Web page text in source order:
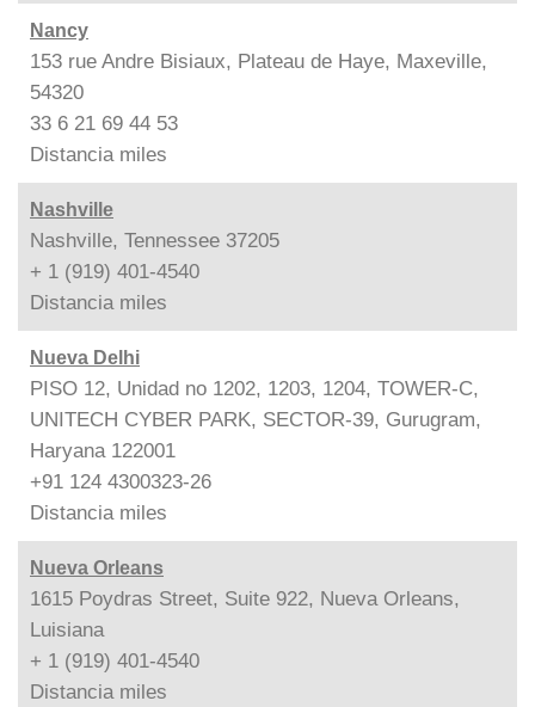
Nancy
153 rue Andre Bisiaux, Plateau de Haye, Maxeville,
54320
33 6 21 69 44 53
Distancia miles
Nashville
Nashville, Tennessee 37205
+ 1 (919) 401-4540
Distancia miles
Nueva Delhi
PISO 12, Unidad no 1202, 1203, 1204, TOWER-C,
UNITECH CYBER PARK, SECTOR-39, Gurugram,
Haryana 122001
+91 124 4300323-26
Distancia miles
Nueva Orleans
1615 Poydras Street, Suite 922, Nueva Orleans,
Luisiana
+ 1 (919) 401-4540
Distancia miles